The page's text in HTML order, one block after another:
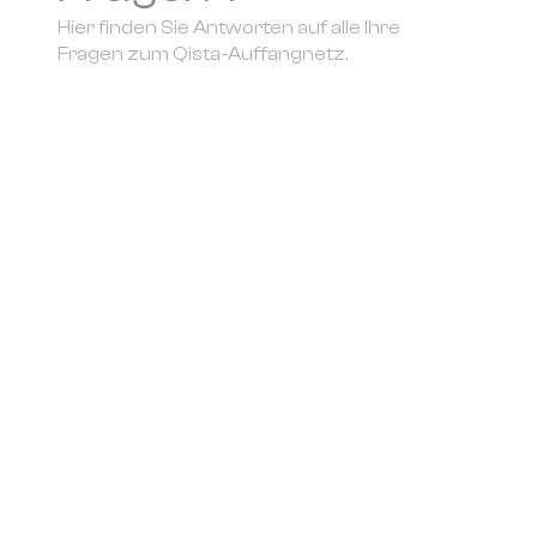
Hier finden Sie Antworten auf alle Ihre
Fragen zum Qista-Auffangnetz.